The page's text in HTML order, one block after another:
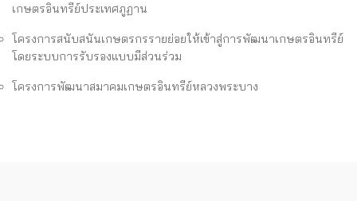
เกษตรอินทรีย์ประเทศภูฏาน
โครงการสนับสนันเกษตรกรรายย่อยให้เข้าสู่การพัฒนาเกษตรอินทรีย์
โดยระบบการรับรองแบบมีส่วนร่วม
โครงการพัฒนาสมาคมเกษตรอินทรีย์หลวงพระบาง